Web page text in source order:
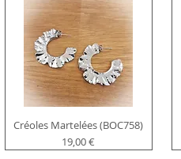
Créoles Martelées (BOC758)
Prix
19,00 €